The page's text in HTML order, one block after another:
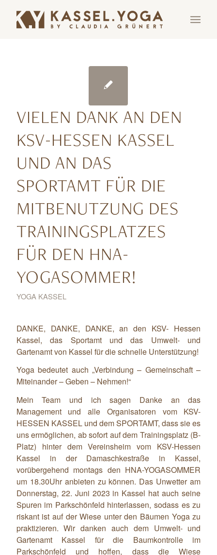
VIELEN DANK AN DEN
KSV-HESSEN KASSEL
UND AN DAS
SPORTAMT FÜR DIE
MITBENUTZUNG DES
TRAININGSPLATZES
FÜR DEN HNA-
YOGASOMMER!
YOGA KASSEL
DANKE, DANKE, DANKE, an den KSV- Hessen
Kassel, das Sportamt und das Umwelt- und
Gartenamt von Kassel für die schnelle Unterstützung!
Yoga bedeutet auch „Verbindung – Gemeinschaft –
Miteinander – Geben – Nehmen!“
Mein Team und ich sagen Danke an das
Management und alle Organisatoren vom KSV-
HESSEN KASSEL und dem SPORTAMT, dass sie es
uns ermöglichen, ab sofort auf dem Trainingsplatz (B-
Platz) hinter dem Vereinsheim vom KSV-Hessen
Kassel in der Damaschkestraße in Kassel,
vorübergehend montags den HNA-YOGASOMMER
um 18.30Uhr anbieten zu können. Das Unwetter am
Donnerstag, 22. Juni 2023 in Kassel hat auch seine
Spuren im Parkschönfeld hinterlassen, sodass es zu
riskant ist auf der Wiese unter den Bäumen Yoga zu
praktizieren. Wir danken auch dem Umwelt- und
Gartenamt Kassel für die Baumkontrolle im
Parkschönfeld und hoffen, dass die Wiese